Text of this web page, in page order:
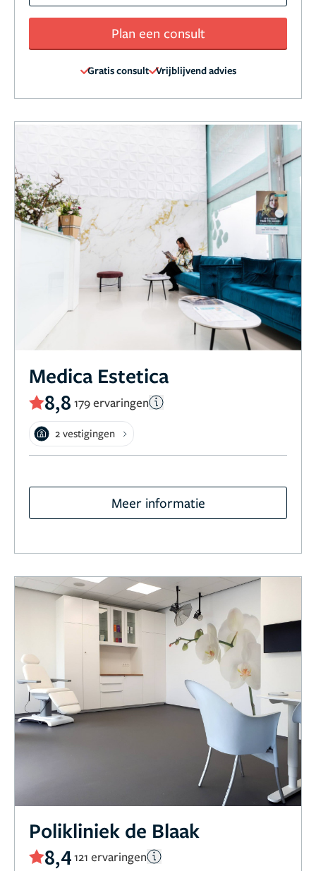
Plan een consult
Gratis consult Vrijblijvend advies
Medica Estetica
8,8 179 ervaringen
2 vestigingen
Meer informatie
Polikliniek de Blaak
8,4121 ervaringen